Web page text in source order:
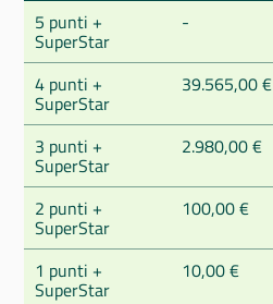
5 punti +
SuperStar
-
4 punti +
SuperStar
39.565,00 €
3 punti +
SuperStar
2.980,00 €
2 punti +
SuperStar
100,00 €
1 punti +
SuperStar
10,00 €